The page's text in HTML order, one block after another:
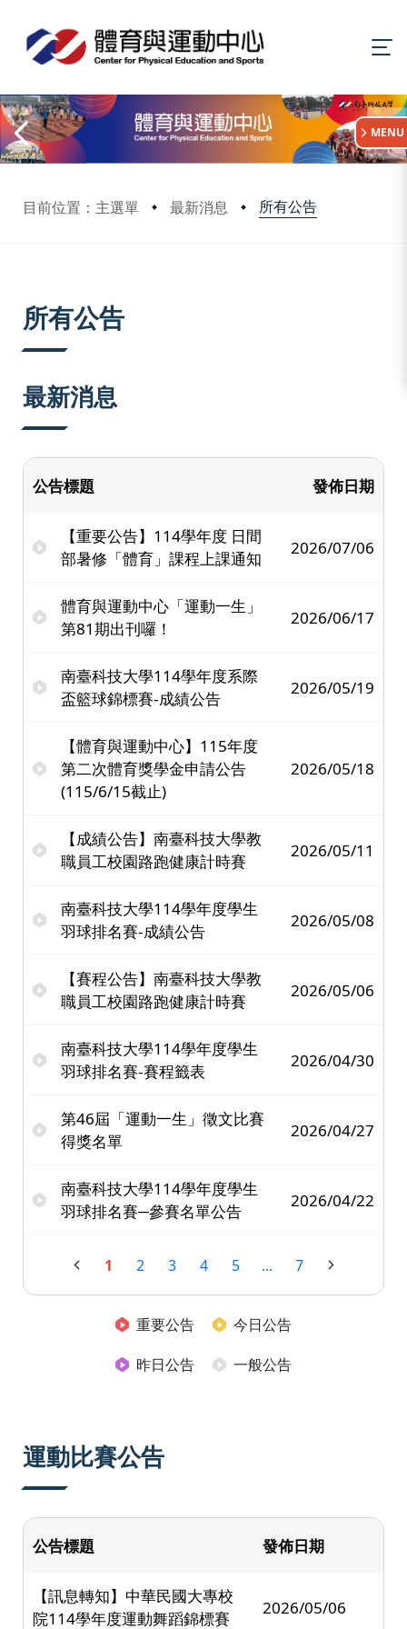
目前位置：主選單 最新消息 所有公告
:::
MENU
所有公告
最新消息
公告標題 發佈日期
【重要公告】114學年度 日間
部暑修「體育」課程上課通知
2026/07/06
體育與運動中心「運動一生」
第81期出刊囉！
2026/06/17
南臺科技大學114學年度系際
盃籃球錦標賽-成績公告
2026/05/19
【體育與運動中心】115年度
第二次體育獎學金申請公告
(115/6/15截止)
2026/05/18
【成績公告】南臺科技大學教
職員工校園路跑健康計時賽
2026/05/11
南臺科技大學114學年度學生
羽球排名賽-成績公告
2026/05/08
【賽程公告】南臺科技大學教
職員工校園路跑健康計時賽
2026/05/06
南臺科技大學114學年度學生
羽球排名賽-賽程籤表
2026/04/30
第46屆「運動一生」徵文比賽
得獎名單
2026/04/27
南臺科技大學114學年度學生
羽球排名賽─參賽名單公告
2026/04/22
1 2 3 4 5 ... 7
重要公告
今日公告
昨日公告
一般公告
運動比賽公告
公告標題 發佈日期
【訊息轉知】中華民國大專校
院114學年度運動舞蹈錦標賽
2026/05/06